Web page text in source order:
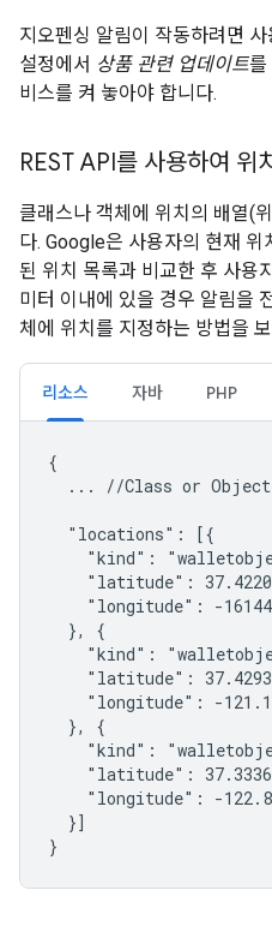
지오펜싱 알림이 작동하려면
설정에서 상품 관련 업데이트를
비스를 켜 놓아야 합니다.
REST API를 사용하여 위
클래스나 객체에 위치의 배열(
다. Google은 사용자의 현재
된 위치 목록과 비교한 후 사용
미터 이내에 있을 경우 알림을
체에 위치를 지정하는 방법을
리소스 자바 PHP
{
... //Class or
  "locations": [{
"kind":
"latitude":
"longitude": -
  }, {
"kind":
"latitude":
"longitude": -
  }, {
"kind":
"latitude":
"longitude": -
  }]
}